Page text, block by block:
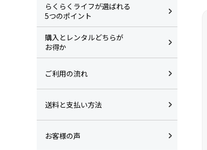
らくらくライフが選ばれる
5つのポイント
購入とレンタルどちらが
お得か
ご利用の流れ
送料と支払い方法
お客様の声